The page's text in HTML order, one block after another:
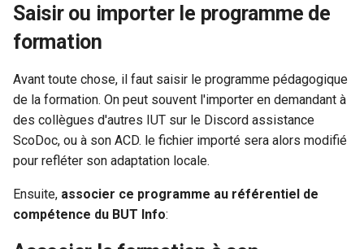
e
l'autre
Saisir ou importer le programme de
formation
Avant toute chose, il faut saisir le programme pédagogique
de la formation. On peut souvent l'importer en demandant à
des collègues d'autres IUT sur le Discord assistance
ScoDoc, ou à son ACD. le fichier importé sera alors modifié
pour refléter son adaptation locale.
Ensuite, associer ce programme au référentiel de
compétence du BUT Info: